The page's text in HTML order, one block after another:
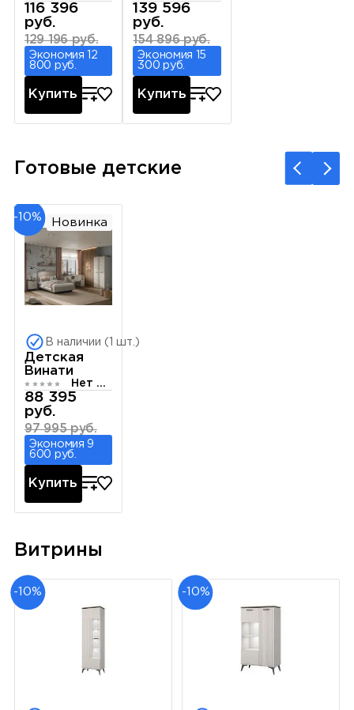
116 396
руб.
129 196 руб.
Экономия 12
800 руб.
Купить
139 596
руб.
154 896 руб.
Экономия 15
300 руб.
Купить
Готовые детские
-10% Новинка
В наличии (1 шт.)
Детская
Винати
Нет отзывов
88 395
руб.
97 995 руб.
Экономия 9
600 руб.
Купить
Витрины
-10% -10%